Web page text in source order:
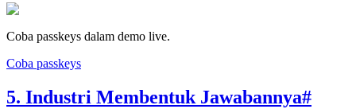
Coba passkeys dalam demo live.
Coba passkeys
5. Industri Membentuk Jawabannya#